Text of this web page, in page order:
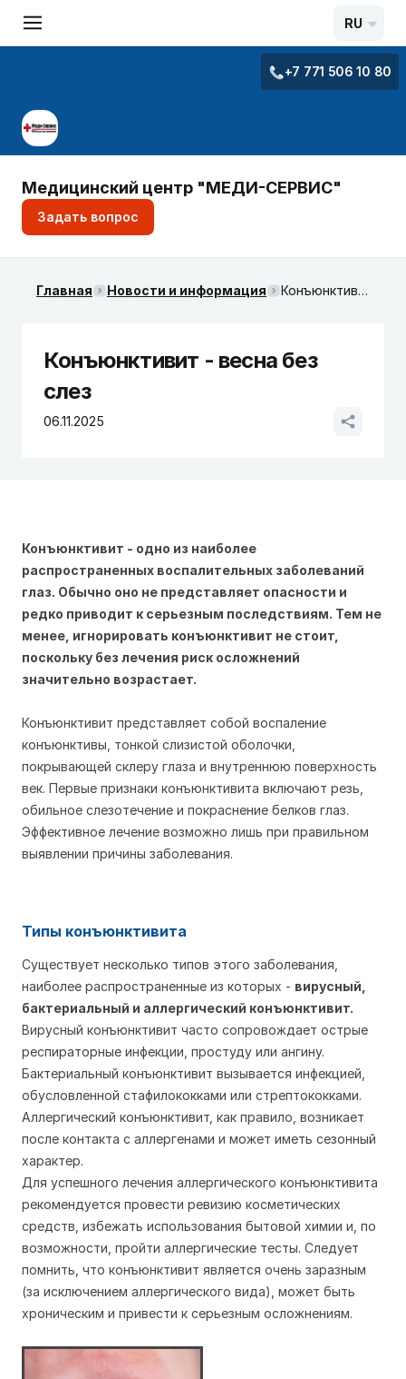
RU
+7 771 506 10 80
Медицинский центр "МЕДИ-СЕРВИС"
Задать вопрос
Главная Новости и информация Конъюнктивит - весна без слез
Конъюнктивит - весна без
слез
06.11.2025
Конъюнктивит - одно из наиболее
распространенных воспалительных заболеваний
глаз. Обычно оно не представляет опасности и
редко приводит к серьезным последствиям. Тем не
менее, игнорировать конъюнктивит не стоит,
поскольку без лечения риск осложнений
значительно возрастает.
Конъюнктивит представляет собой воспаление
конъюнктивы, тонкой слизистой оболочки,
покрывающей склеру глаза и внутреннюю поверхность
век. Первые признаки конъюнктивита включают резь,
обильное слезотечение и покраснение белков глаз.
Эффективное лечение возможно лишь при правильном
выявлении причины заболевания.
Типы конъюнктивита
Существует несколько типов этого заболевания,
наиболее распространенные из которых - вирусный,
бактериальный и аллергический конъюнктивит.
Вирусный конъюнктивит часто сопровождает острые
респираторные инфекции, простуду или ангину.
Бактериальный конъюнктивит вызывается инфекцией,
обусловленной стафилококками или стрептококками.
Аллергический конъюнктивит, как правило, возникает
после контакта с аллергенами и может иметь сезонный
характер.
Для успешного лечения аллергического конъюнктивита
рекомендуется провести ревизию косметических
средств, избежать использования бытовой химии и, по
возможности, пройти аллергические тесты. Следует
помнить, что конъюнктивит является очень заразным
(за исключением аллергического вида), может быть
хроническим и привести к серьезным осложнениям.